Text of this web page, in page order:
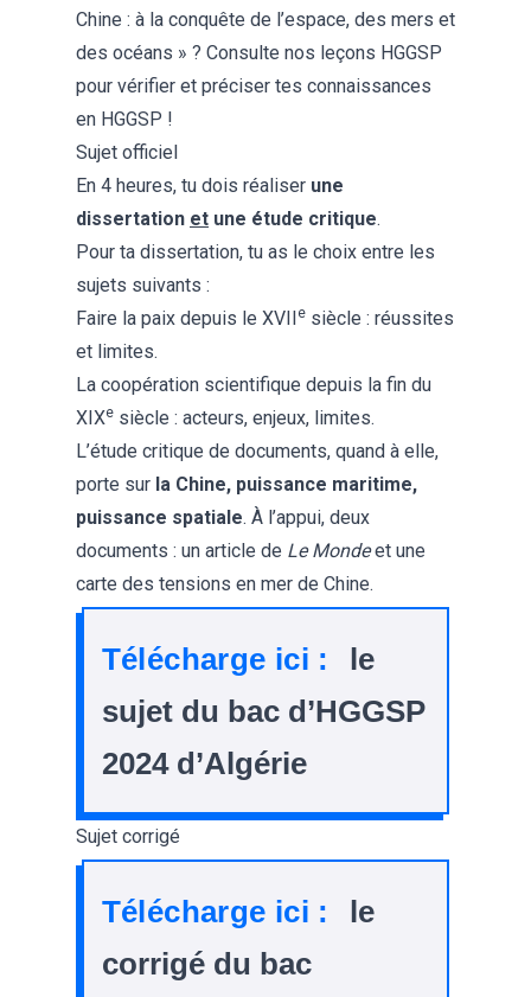
Chine : à la conquête de l’espace, des mers et
des océans » ? Consulte nos leçons HGGSP
pour vérifier et préciser tes connaissances
en HGGSP !
Sujet officiel
En 4 heures, tu dois réaliser une
dissertation et une étude critique.
Pour ta dissertation, tu as le choix entre les
sujets suivants :
Faire la paix depuis le XVII
e siècle : réussites
et limites.
La coopération scientifique depuis la fin du
XIXe siècle : acteurs, enjeux, limites.
L’étude critique de documents, quand à elle,
porte sur la Chine, puissance maritime,
puissance spatiale. À l’appui, deux
documents : un article de Le Mondeet une
carte des tensions en mer de Chine.
Télécharge ici :
le
sujet du bac d’HGGSP
2024 d’Algérie
Sujet corrigé
Télécharge ici :
le
corrigé du bac